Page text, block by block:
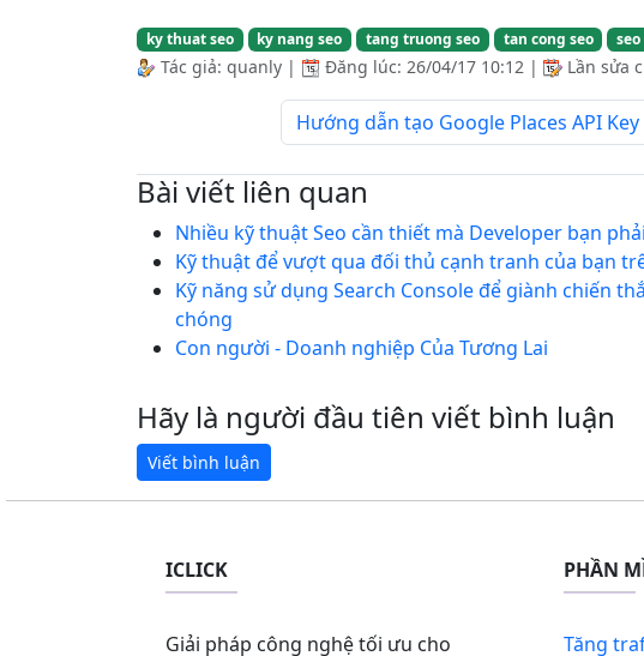
ky thuat seo ky nang seo tang truong seo tan cong seo
Tác giả: quanly | Đăng lúc: 26/04/17 10:12 | Lần sửa
Hướng dẫn tạo Google Places API
Bài viết liên quan
Nhiều kỹ thuật Seo cần thiết mà Developer bạn
Kỹ thuật để vượt qua đối thủ cạnh tranh của bạn
Kỹ năng sử dụng Search Console để giành chiến
chóng
Con người - Doanh nghiệp Của Tương Lai
Hãy là người đầu tiên viết bình luận
ICLICK
Giải pháp công nghệ tối ưu cho
PHẦN
Tăng